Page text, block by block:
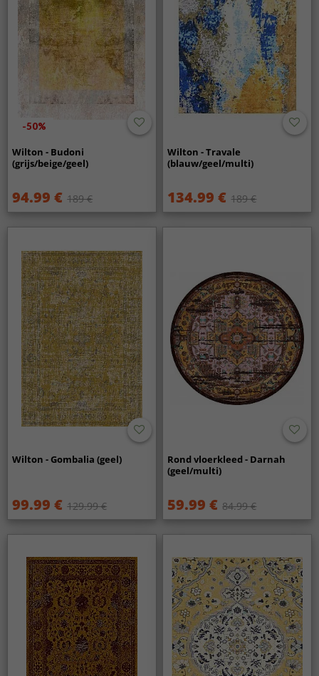
-50%
Wilton - Budoni
(grijs/beige/geel)
94.99 € 189 €
Wilton - Travale
(blauw/geel/multi)
134.99 € 189 €
Wilton - Gombalia (geel)
99.99 € 129.99 €
Rond vloerkleed - Darnah
(geel/multi)
59.99 € 84.99 €